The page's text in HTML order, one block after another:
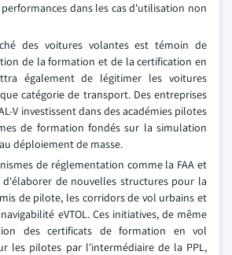
dans les cas d'utilisation non
des voitures volantes est témoin de
de la formation et de la certification en
également de légitimer les voitures
catégorie de transport. Des entreprises
V investissent dans des académies pilotes
de formation fondés sur la simulation
déploiement de masse.
de réglementation comme la FAA et
d'élaborer de nouvelles structures pour la
de pilote, les corridors de vol urbains et
eVTOL. Ces initiatives, de même
des certificats de formation en vol
les pilotes par l'intermédiaire de la PPL,